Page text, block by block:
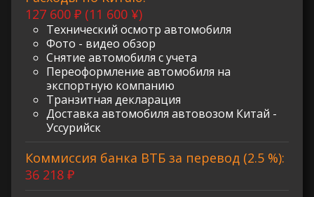
127 600 ₽ (11 600 ¥)
Технический осмотр автомобиля
Фото - видео обзор
Снятие автомобиля с учета
Переоформление автомобиля на
экспортную компанию
Транзитная декларация
Доставка автомобиля автовозом Китай -
Уссурийск
Коммиссия банка ВТБ за перевод (2.5 %):
36 218 ₽